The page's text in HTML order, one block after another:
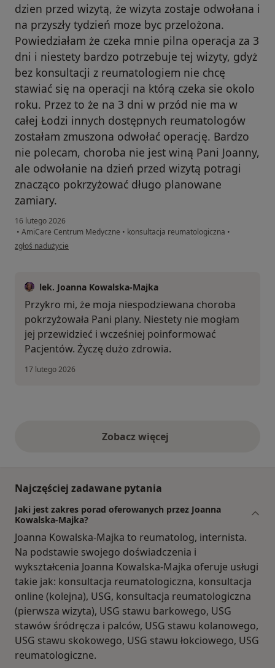
dzien przed wizytą, że wizyta zostaje odwołana i
na przyszły tydzień moze byc przelożona.
Powiedziałam że czeka mnie pilna operacja za 3
dni i niestety bardzo potrzebuje tej wizyty, gdyż
bez konsultacji z reumatologiem nie chcę
stawiać się na operacji na którą czeka sie okolo
roku. Przez to że na 3 dni w przód nie ma w
całej Łodzi innych dostępnych reumatologów
zostałam zmuszona odwołać operację. Bardzo
nie polecam, choroba nie jest winą Pani Joanny,
ale odwołanie na dzień przed wizytą potragi
znacząco pokrzyżować długo planowane
zamiary.
16 lutego 2026
• AmiCare Centrum Medyczne • konsultacja reumatologiczna •
w opinii użytkownika Z
zgłoś nadużycie
lek. Joanna Kowalska-Majka
Przykro mi, że moja niespodziewana choroba
pokrzyżowała Pani plany. Niestety nie mogłam
jej przewidzieć i wcześniej poinformować
Pacjentów. Życzę dużo zdrowia.
17 lutego 2026
Zobacz więcejopinie powyżej
Najczęściej zadawane pytania
Jaki jest zakres porad oferowanych przez Joanna
Kowalska-Majka?
Joanna Kowalska-Majka to reumatolog, internista.
Na podstawie swojego doświadczenia i
wykształcenia Joanna Kowalska-Majka oferuje usługi
takie jak: konsultacja reumatologiczna, konsultacja
online (kolejna), USG, konsultacja reumatologiczna
(pierwsza wizyta), USG stawu barkowego, USG
stawów śródręcza i palców, USG stawu kolanowego,
USG stawu skokowego, USG stawu łokciowego, USG
reumatologiczne.